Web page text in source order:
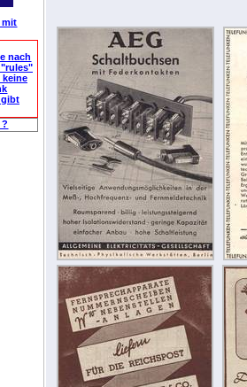
mit
nach
"rules"
keine
gibt